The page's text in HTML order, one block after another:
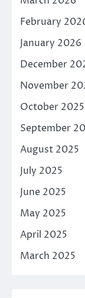
February
January 2026
December
November
October 2025
September
August 2025
July 2025
June 2025
May 2025
April 2025
March 2025